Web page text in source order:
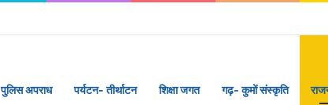
पुलिस अपराध पर्यटन- तीर्थाटन शिक्षा जगत गढ़- कुमों संस्कृति